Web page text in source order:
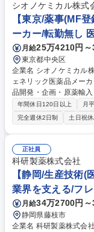
シオノケミカル株式
【東京/薬事(MF
ーカー/転勤無し
月給25万4210円
東京都中央区
企業名 シオノケミカル株式会社 求人名 【東京/薬事(MF
ェネリック医薬品メーカー/転勤無し 仕事の内
品開発・企画・原薬輸
部において主に医薬品
業務に携わって頂きます。 【業務詳細】 ■医薬品原薬のMF(原薬等
簿/マスターファイル)
海外出張がございます
情報を企業秘密を守りながら国
事(MF登録業務担当)】
年間休日120日以上 月
完全週休2日制
土日祝
正社員
科研製薬株式会社
【静岡/生産技術(
業界を支える/フ
月給34万2700円
静岡県藤枝市
企業名 科研製薬株式会社 求人名 【静岡/生産技術(医薬品原薬)】多品